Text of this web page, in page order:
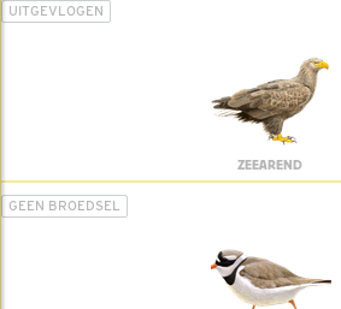
UITGEVLOGEN
ZEEAREND
GEEN BROEDSEL